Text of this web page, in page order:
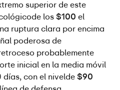
superior de este
los $100 el
ruptura clara por encima
poderosa de
probablemente
inicial en la media móvil
días, con el nivelde $90